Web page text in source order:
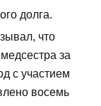
долга.
что
за
с участием
восемь